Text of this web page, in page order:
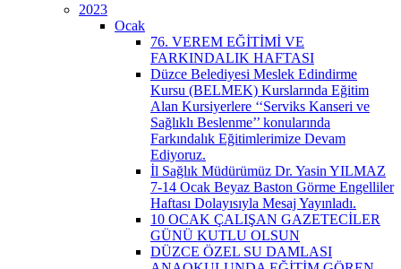
2023
Ocak
76. VEREM EĞİTİMİ VE
FARKINDALIK HAFTASI
Düzce Belediyesi Meslek Edindirme
Kursu (BELMEK) Kurslarında Eğitim
Alan Kursiyerlere ‘‘Serviks Kanseri ve
Sağlıklı Beslenme’’ konularında
Farkındalık Eğitimlerimize Devam
Ediyoruz.
İl Sağlık Müdürümüz Dr. Yasin YILMAZ
7-14 Ocak Beyaz Baston Görme Engelliler
Haftası Dolayısıyla Mesaj Yayınladı.
10 OCAK ÇALIŞAN GAZETECİLER
GÜNÜ KUTLU OLSUN
DÜZCE ÖZEL SU DAMLASI